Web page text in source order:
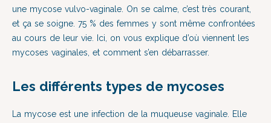
une mycose vulvo-vaginale. On se calme, c’est très courant,
et ça se soigne. 75 % des femmes y sont même confrontées
au cours de leur vie. Ici, on vous explique d’où viennent les
mycoses vaginales, et comment s’en débarrasser.
Les différents types de mycoses
La mycose est une infection de la muqueuse vaginale. Elle